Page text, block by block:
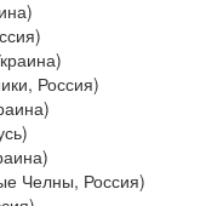
Россия)
Челны, Россия)